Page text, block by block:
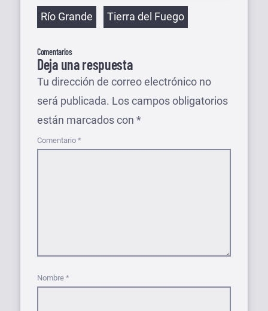
Etiquetas
Río Grande Tierra del Fuego
Comentarios
Deja una respuesta
Tu dirección de correo electrónico no
será publicada. Los campos obligatorios
están marcados con *
Comentario *
Nombre *